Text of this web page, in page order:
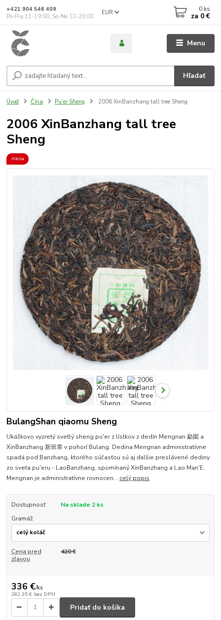
Menu
EUR
Hľadať
+421 904 546 409
Po-Pia 11-19:00, So-Ne 12-20:00
0 ks
za 0 €
Úvod Čína Pu'er Sheng 2006 XinBanzhang tall tree Sheng
2006 XinBanzhang tall tree
Sheng
Akcia
BulangShan qiaomu Sheng
Ukážkovo vyzretý svetlý sheng pu'er z lístkov z dedín Mengnan 勐囡 a
XinBanzhang 新班章 v pohorí Bulang. Dedina Mengnan administratívne
spadá pod Banzhang, ktorého súčasťou sú aj ďalšie preslávené dediny
zo sveta pu'eru - LaoBanzhang, spomínaný XinBanzhang a Lao Man'E.
Mengnan je administratívne rovnocen... celý popis
Dostupnosť
Na sklade 2 ks
Gramáž
Cena pred
zľavou
420 €
336 €/ks
282,35 € bez DPH
Pridať do košíka